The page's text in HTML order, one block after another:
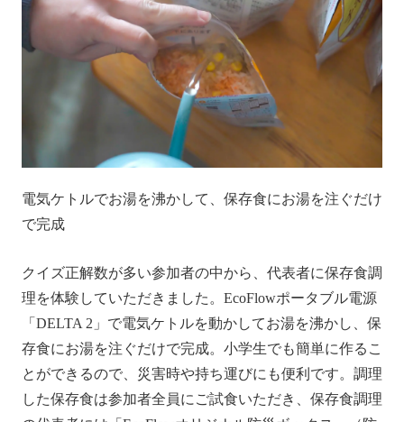
電気ケトルでお湯を沸かして、保存食にお湯を注ぐだけ
で完成
クイズ正解数が多い参加者の中から、代表者に保存食調
理を体験していただきました。EcoFlowポータブル電源
「DELTA 2」で電気ケトルを動かしてお湯を沸かし、保
存食にお湯を注ぐだけで完成。小学生でも簡単に作るこ
とができるので、災害時や持ち運びにも便利です。調理
した保存食は参加者全員にご試食いただき、保存食調理